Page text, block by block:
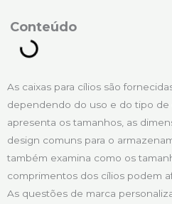
As caixas para cílios são
dependendo do uso e do tipo de
apresenta os tamanhos, as
design comuns para o
também examina como os
comprimentos dos cílios podem
As questões de marca